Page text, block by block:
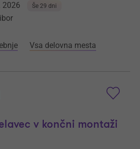
2026 Še 29 dni
Vsa delovna mesta
v končni montaži